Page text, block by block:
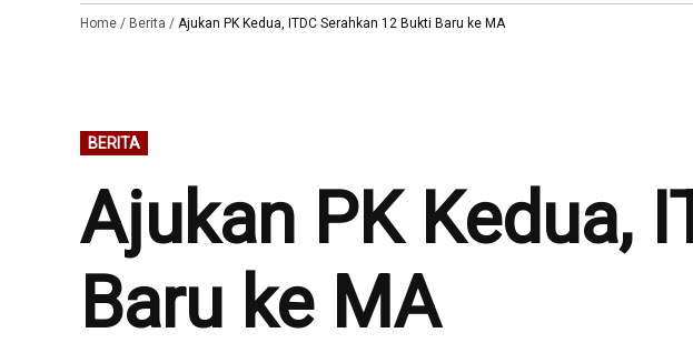
Open
dropdown
Open
dropdown
Home / Berita / Ajukan PK Kedua, ITDC Serahkan 12 Bukti Baru ke MA
POSTED
IN
BERITA
Ajukan PK Kedua,
Baru ke MA